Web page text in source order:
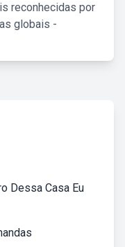
reconhecidas por
globais -
Dessa Casa Eu